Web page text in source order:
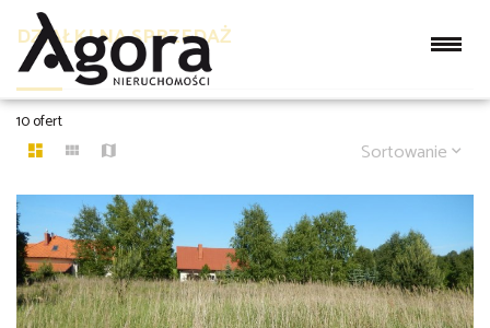
DZIAŁKI NA SPRZEDAŻ
10 ofert
Sortowanie